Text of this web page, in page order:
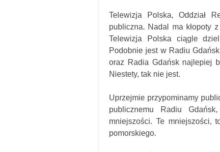
Telewizja Polska, Oddział
publiczna. Nadal ma kłopoty
Telewizja Polska ciągle
Podobnie jest w Radiu
oraz Radia Gdańsk najlepiej
Niestety, tak nie jest.
Uprzejmie przypominamy
publicznemu Radiu
mniejszości. Te mniejszości,
pomorskiego.